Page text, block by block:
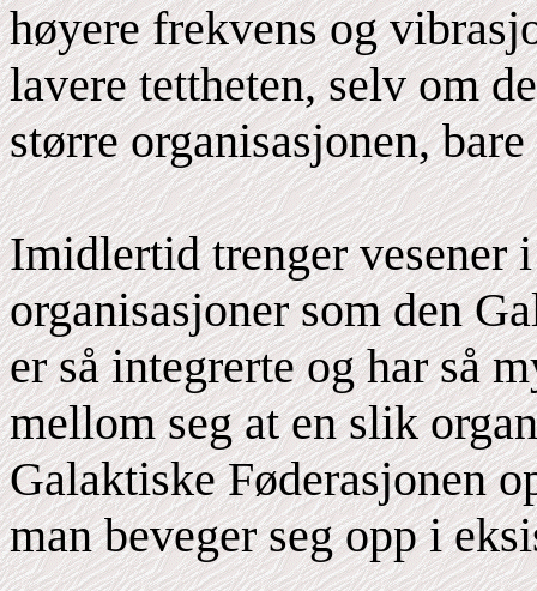
høyere frekvens og
lavere tettheten, selv om
større organisasjonen,
Imidlertid trenger vesener
organisasjoner som den
er så integrerte og har så
mellom seg at en slik
Galaktiske Føderasjonen
man beveger seg opp i